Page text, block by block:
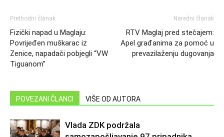
Prethodni članak
Fizički napad u Maglaju:
Povrijeđen muškarac iz
Zenice, napadači pobjegli “VW
Tiguanom”
Naredni članak
RTV Maglaj pred stečajem:
Apel građanima za pomoć u
prevazilaženju dugovanja
POVEZANI ČLANCI VIŠE OD AUTORA
Vlada ZDK podržala